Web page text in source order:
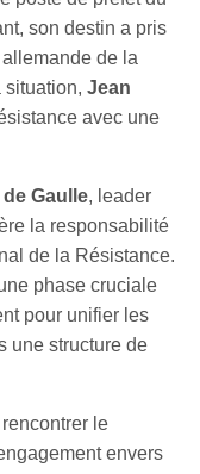
son destin a pris
de la
situation,Jean
avec une
Gaulle, leader
la responsabilité
de la Résistance.
phase cruciale
pour unifier les
une structure de
le
envers